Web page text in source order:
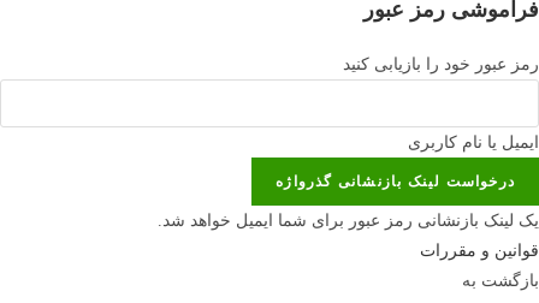
فراموشی رمز عبور
رمز عبور خود را بازیابی کنید
ایمیل یا نام کاربری
درخواست لینک بازنشانی گذرواژه
یک لینک بازنشانی رمز عبور برای شما ایمیل خواهد شد.
قوانین و مقررات
بازگشت به